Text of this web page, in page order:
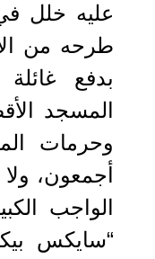
عليه خلل
طرحه من
بدفع
المسجد
وحرمات
أجمعون،
الواجب
“سايكس